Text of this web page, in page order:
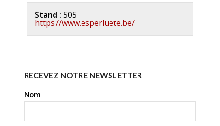
Stand : 505
https://www.esperluete.be/
RECEVEZ NOTRE NEWSLETTER
Nom